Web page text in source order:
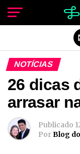
NOTÍCIAS
26 dicas
arrasar
Publicado
PorBlog